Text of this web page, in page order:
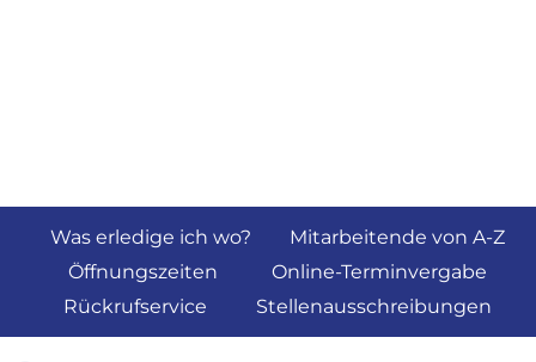
Was erledige ich wo?
Mitarbeitende von A-Z
Öffnungszeiten
Online-Terminvergabe
Rückrufservice
Stellenausschreibungen